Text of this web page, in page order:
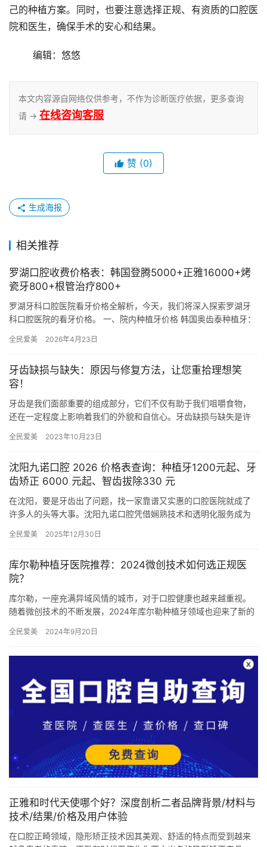
己的种植方案。同时，也要注意选择正规、有资质的口腔医
院和医生，确保手术的安心和结果。
	编辑：悠悠
本文内容源自网络仅供参考，不作为诊断医疗依据，更多查询
请 → 在线咨询客服
赞 (0)
生成海报
相关推荐
罗湖口腔收费价格表：韩国登腾5000+正雅16000+烤
瓷牙800+根管治疗800+
罗湖牙科口腔医院看牙价格全解析，今天，我们将深入探索罗湖牙
科口腔医院的看牙价格。 一、院内种植牙价格 韩国奥齿泰种植牙：
全民爱美 2026年4月23日
牙齿缺损与缺失：原因与修复方法，让您重拾理想笑
容！
牙齿是我们面部重要的组成部分，它们不仅有助于我们咀嚼食物，
还在一定程度上影响着我们的外貌和自信心。牙齿缺损与缺失是许
细描述…
全民爱美 2023年10月23日
沈阳九诺口腔 2026 价格表查询：种植牙1200元起、牙
齿矫正 6000 元起、智齿拔除330 元
在沈阳，要是牙齿出了问题，找一家靠谱又实惠的口腔医院就成了
许多人的头等大事。沈阳九诺口腔凭借娴熟技术和透明化服务成为
全民爱美 2025年12月30日
库尔勒种植牙医院推荐：2024微创技术如何选正规医
院？
库尔勒，一座充满异域风情的城市，对于口腔健康也越来越重视。
随着微创技术的不断发展，2024年库尔勒种植牙领域也迎来了新的
成…
全民爱美 2024年9月20日
正雅和时代天使哪个好？深度剖析二者品牌背景/材料与
技术/结果/价格及用户体验
在口腔正畸领域，隐形矫正技术因其美观、舒适的特点而受到越来